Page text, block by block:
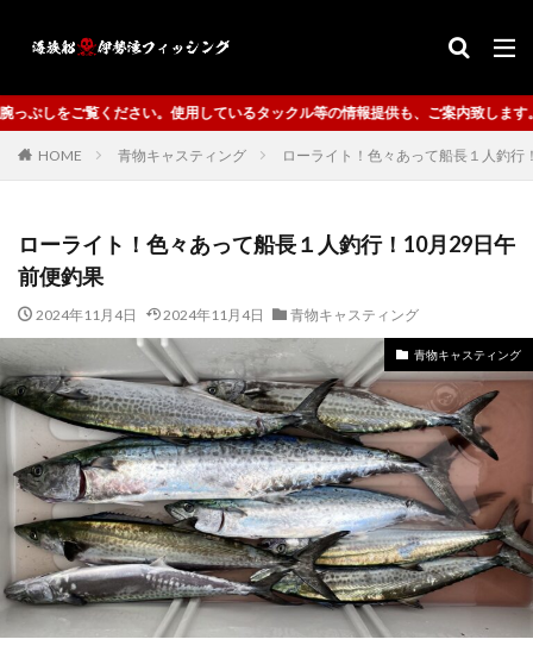
タックル等の情報提供も、ご案内致します。
HOME 青物キャスティング ローライト！色々あって船長１人釣行
ローライト！色々あって船長１人釣行！10月29日午
前便釣果
2024年11月4日 2024年11月4日 青物キャスティング
青物キャスティング